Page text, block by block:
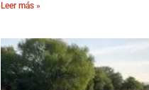
Leer más »